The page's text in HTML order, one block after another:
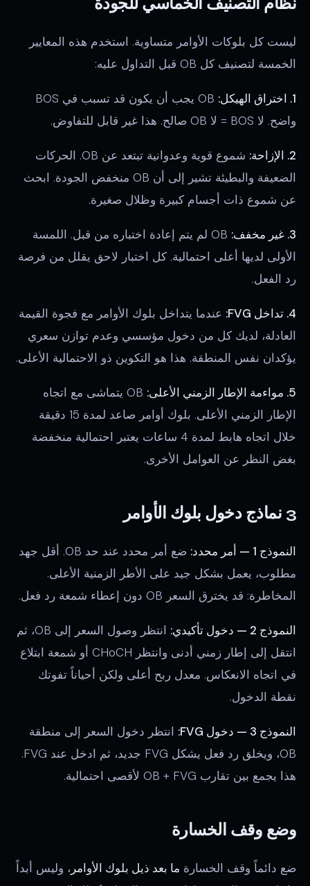
ليست كل بلوكات الأوامر متساوية. استخدم هذه المعايير
الخمسة لتصنيف كل OB قبل التداول عليه:
1. اختراق الهيكل:
OB يجب أن يكون قد تسبب في BOS
واضح. لا BOS = لا OB صالح. هذا غير قابل للتفاوض.
2. الإزاحة:
شموع قوية وعدوانية تبتعد عن OB. الحركات
الضعيفة والبطيئة تشير إلى أن OB منخفض الجودة. ابحث
عن شموع ذات أجسام كبيرة وظلال صغيرة.
3. غير مخفف:
OB لم يتم إعادة اختباره من قبل. اللمسة
الأولى لديها أعلى احتمالية. كل اختبار لاحق يقلل من فرصة
رد الفعل.
4. تداخل FVG:
عندما يتداخل بلوك الأوامر مع فجوة القيمة
العادلة، لديك كل من دخول مؤسسي وعدم توازن سعري
يؤكدان نفس المنطقة. هذا هو التكوين ذو الاحتمالية الأعلى.
5. مواءمة الإطار الزمني الأعلى:
OB يتماشى مع اتجاه
الإطار الزمني الأعلى. بلوك أوامر صاعد لمدة 15 دقيقة
خلال اتجاه هابط لمدة 4 ساعات يعتبر احتمالية منخفضة
بغض النظر عن العوامل الأخرى.
3 نماذج دخول بلوك الأوامر
النموذج 1 — أمر محدد:
ضع أمر محدد عند حد OB. أقل جهد
مطلوب، يعمل بشكل جيد على الأطر الزمنية الأعلى.
المخاطرة: قد يخترق السعر OB دون إعطاء شمعة رد فعل.
النموذج 2 — دخول تأكيدي:
انتظر وصول السعر إلى OB، ثم
انتقل إلى إطار زمني أدنى وانتظر CHoCH أو شمعة ابتلاع
في اتجاه الانعكاس. معدل ربح أعلى ولكن أحياناً تفوتك
نقطة الدخول.
النموذج 3 — دخول FVG:
انتظر دخول السعر إلى منطقة
OB، ويخلق رد فعل يشكل FVG جديد، ثم ادخل عند FVG.
هذا يجمع بين تقارب OB + FVG لأقصى احتمالية.
وضع وقف الخسارة
ضع دائماً وقف الخسارة ما بعد ذيل بلوك الأوامر ، وليس أبداً